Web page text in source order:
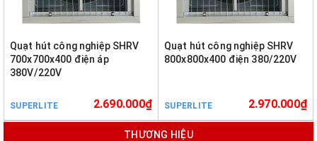
Quạt hút công nghiệp SHRV
700x700x400 điện áp
380V/220V
SUPERLITE 2.690.000₫
Quạt hút công nghiệp SHRV
800x800x400 điện 380/220V
SUPERLITE 2.970.000₫
THƯƠNG HIỆU